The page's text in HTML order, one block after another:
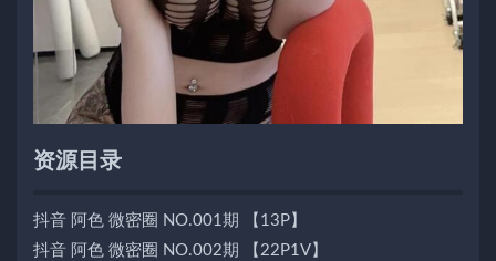
资源目录
抖音 阿色 微密圈 NO.001期 【13P】
抖音 阿色 微密圈 NO.002期 【22P1V】